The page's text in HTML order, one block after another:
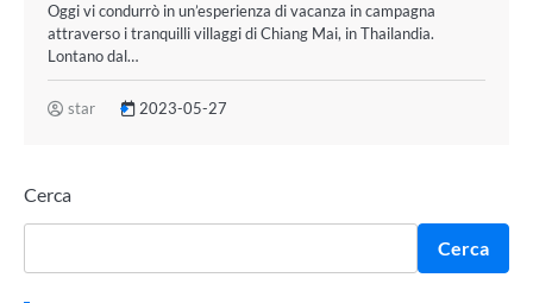
Oggi vi condurrò in un’esperienza di vacanza in campagna
attraverso i tranquilli villaggi di Chiang Mai, in Thailandia.
Lontano dal…
star 2023-05-27
Cerca
Cerca